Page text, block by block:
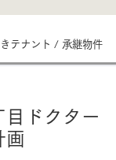
テナント / 承継物件
ドクター